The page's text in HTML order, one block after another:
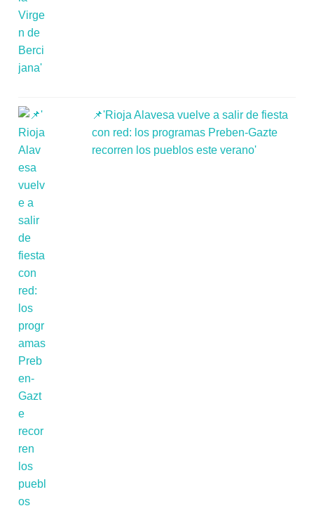
📌'Rioja Alavesa vuelve a salir de fiesta
con red: los programas Preben-Gazte
recorren los pueblos este verano'